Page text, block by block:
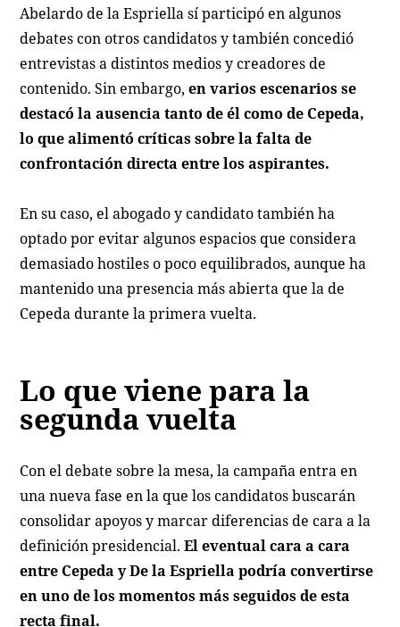
Abelardo de la Espriella sí participó en algunos
debates con otros candidatos y también concedió
entrevistas a distintos medios y creadores de
contenido. Sin embargo,en varios escenarios se
destacó la ausencia tanto de él como de Cepeda,
lo que alimentó críticas sobre la falta de
confrontación directa entre los aspirantes.
En su caso, el abogado y candidato también ha
optado por evitar algunos espacios que considera
demasiado hostiles o poco equilibrados, aunque ha
mantenido una presencia más abierta que la de
Cepeda durante la primera vuelta.
Lo que viene para la
segunda vuelta
Con el debate sobre la mesa, la campaña entra en
una nueva fase en la que los candidatos buscarán
consolidar apoyos y marcar diferencias de cara a la
definición presidencial.El eventual cara a cara
entre Cepeda y De la Espriella podría convertirse
en uno de los momentos más seguidos de esta
recta final.